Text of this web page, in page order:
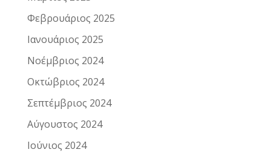
Φεβρουάριος 2025
Ιανουάριος 2025
Νοέμβριος 2024
Οκτώβριος 2024
Σεπτέμβριος 2024
Αύγουστος 2024
Ιούνιος 2024